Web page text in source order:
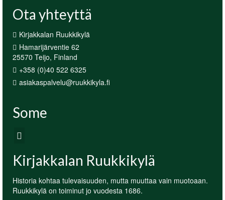
Ota yhteyttä
Kirjakkalan Ruukkikylä
Hamarijärventie 62
25570 Teijo, Finland
+358 (0)40 522 6325
asiakaspalvelu@ruukkikyla.fi
Some
Kirjakkalan Ruukkikylä
Historia kohtaa tulevaisuuden, mutta muuttaa vain muotoaan.
Ruukkikylä on toiminut jo vuodesta 1686.